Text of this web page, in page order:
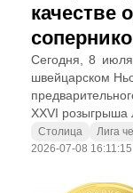
качестве
Сегодня, 8
швейцарском
XXVI розыгрыша
Столица Лига
2026-07-08 16:11:15